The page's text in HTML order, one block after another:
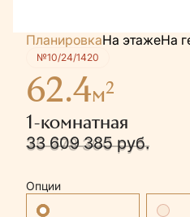
ПланировкаНа этажеНа
№10/24/1420
62.4м2
1-комнатная
35 378 300 руб.
33 609 385 руб.
Опции